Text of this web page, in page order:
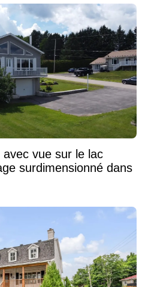
avec vue sur le lac
surdimensionné dans